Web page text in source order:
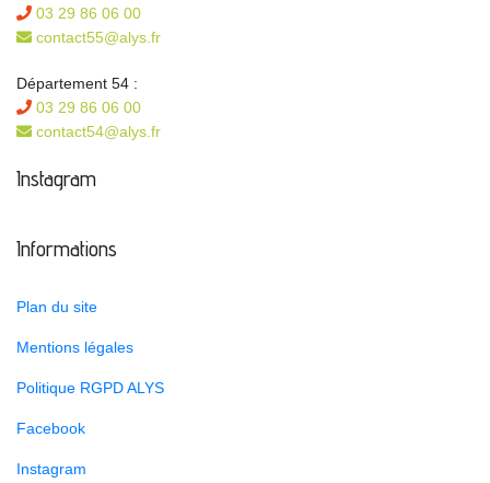
03 29 86 06 00
contact55@alys.fr
Département 54 :
03 29 86 06 00
contact54@alys.fr
Instagram
Informations
Plan du site
Mentions légales
Politique RGPD ALYS
Facebook
Instagram